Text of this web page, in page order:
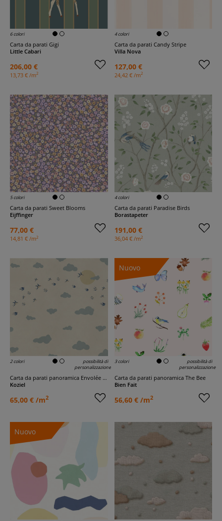
6 colori
Carta da parati Gigi
Little Cabari
206,00 €
13,73 € /m2
4 colori
Carta da parati Candy Stripe
Villa Nova
127,00 €
24,42 € /m2
5 colori
Carta da parati Sweet Blooms
Eijffinger
77,00 €
14,81 € /m2
4 colori
Carta da parati Paradise Birds
Borastapeter
191,00 €
36,04 € /m2
2 colori
possibilità di
personalizzazione
Carta da parati panoramica Envolée lyrique
Koziel
65,00 € /m2
Nuovo
3 colori
possibilità di
personalizzazione
Carta da parati panoramica The Bee
Bien Fait
56,60 € /m2
Nuovo